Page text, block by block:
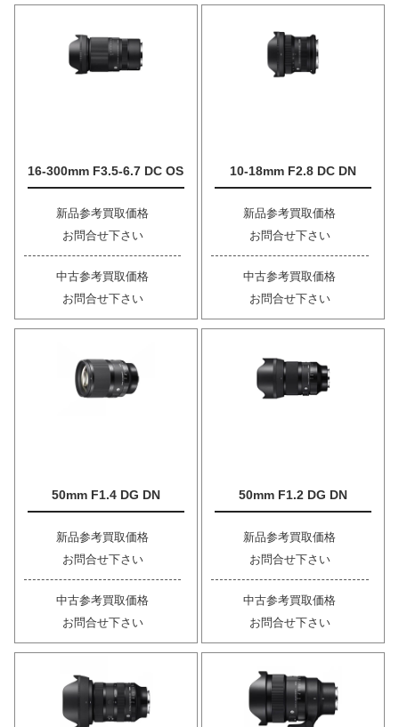
16-300mm F3.5-6.7 DC OS
新品参考買取価格
お問合せ下さい
中古参考買取価格
お問合せ下さい
10-18mm F2.8 DC DN
新品参考買取価格
お問合せ下さい
中古参考買取価格
お問合せ下さい
50mm F1.4 DG DN
新品参考買取価格
お問合せ下さい
中古参考買取価格
お問合せ下さい
50mm F1.2 DG DN
新品参考買取価格
お問合せ下さい
中古参考買取価格
お問合せ下さい